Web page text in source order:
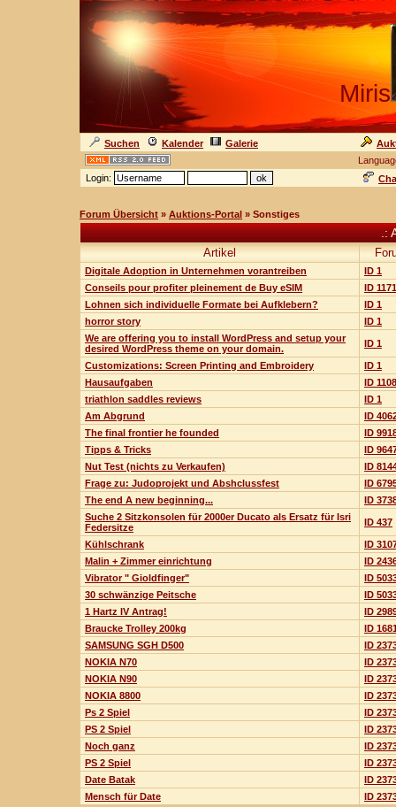
Miris
Suchen Kalender Galerie
Login:
Forum Übersicht » Auktions-Portal » Sonstiges
.:
Artikel
Digitale Adoption in Unternehmen vorantreiben
ID 1
Conseils pour profiter pleinement de Buy eSIM
ID
Lohnen sich individuelle Formate bei Aufklebern?
ID 1
horror story
ID 1
We are offering you to install WordPress and setup your
desired WordPress theme on your domain.
ID 1
Customizations: Screen Printing and Embroidery
ID 1
Hausaufgaben
ID
triathlon saddles reviews
ID 1
Am Abgrund
ID
The final frontier he founded
ID
Tipps & Tricks
ID
Nut Test (nichts zu Verkaufen)
ID
Frage zu: Judoprojekt und Abshclussfest
ID
The end A new beginning...
ID
Suche 2 Sitzkonsolen für 2000er Ducato als Ersatz für Isri
Federsitze
ID 437
Kühlschrank
ID
Malin + Zimmer einrichtung
ID
Vibrator " Gioldfinger"
ID
30 schwänzige Peitsche
ID
1 Hartz IV Antrag!
ID
Braucke Trolley 200kg
ID
SAMSUNG SGH D500
ID
NOKIA N70
ID
NOKIA N90
ID
NOKIA 8800
ID
Ps 2 Spiel
ID
PS 2 Spiel
ID
Noch ganz
ID
PS 2 Spiel
ID
Date Batak
ID
Mensch für Date
ID